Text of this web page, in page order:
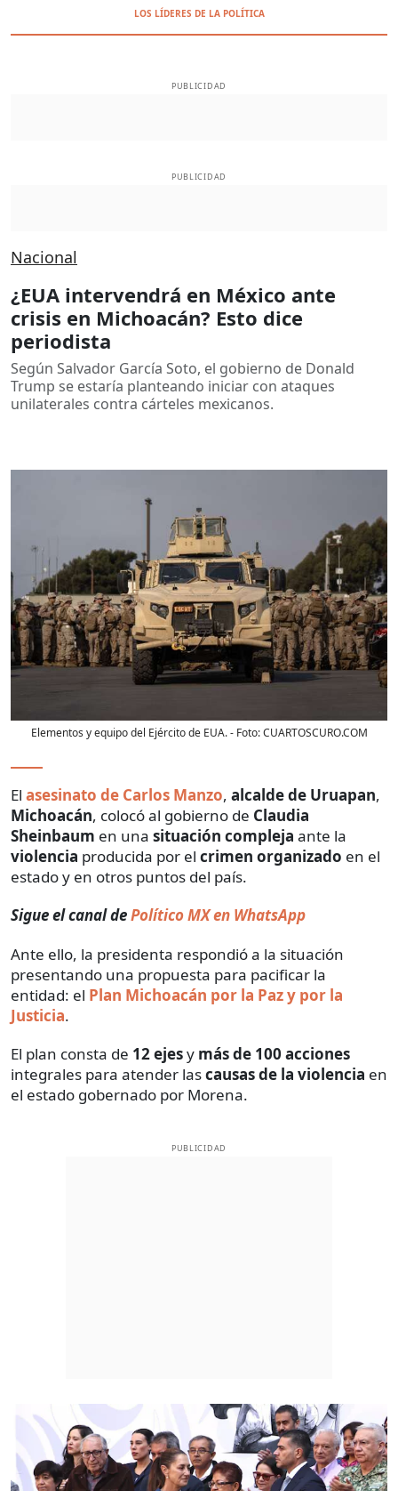
LOS LÍDERES DE LA POLÍTICA
PUBLICIDAD
PUBLICIDAD
Nacional
¿EUA intervendrá en México ante
crisis en Michoacán? Esto dice
periodista
Según Salvador García Soto, el gobierno de Donald
Trump se estaría planteando iniciar con ataques
unilaterales contra cárteles mexicanos.
Elementos y equipo del Ejército de EUA.- Foto:CUARTOSCURO.COM
El asesinato de Carlos Manzo, alcalde de Uruapan,
Michoacán, colocó al gobierno de Claudia
Sheinbaum en una situación compleja ante la
violencia producida por el crimen organizado en el
estado y en otros puntos del país.
Sigue el canal dePolítico MX en WhatsApp
Ante ello, la presidenta respondió a la situación
presentando una propuesta para pacificar la
entidad: el Plan Michoacán por la Paz y por la
Justicia.
El plan consta de 12 ejesy más de 100 acciones
integrales para atender lascausas de la violencia en
el estado gobernado por Morena.
PUBLICIDAD